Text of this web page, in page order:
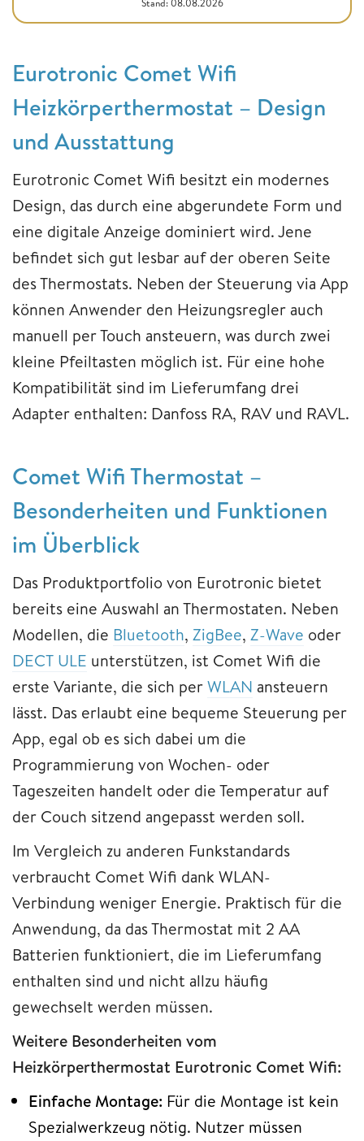
Stand: 08.08.2026
Eurotronic Comet Wifi
Heizkörperthermostat – Design
und Ausstattung
Eurotronic Comet Wifi besitzt ein modernes
Design, das durch eine abgerundete Form und
eine digitale Anzeige dominiert wird. Jene
befindet sich gut lesbar auf der oberen Seite
des Thermostats. Neben der Steuerung via App
können Anwender den Heizungsregler auch
manuell per Touch ansteuern, was durch zwei
kleine Pfeiltasten möglich ist. Für eine hohe
Kompatibilität sind im Lieferumfang drei
Adapter enthalten: Danfoss RA, RAV und RAVL.
Comet Wifi Thermostat –
Besonderheiten und Funktionen
im Überblick
Das Produktportfolio von Eurotronic bietet
bereits eine Auswahl an Thermostaten. Neben
Modellen, die Bluetooth, ZigBee, Z-Wave oder
DECT ULE unterstützen, ist Comet Wifi die
erste Variante, die sich perWLAN ansteuern
lässt. Das erlaubt eine bequeme Steuerung per
App, egal ob es sich dabei um die
Programmierung von Wochen- oder
Tageszeiten handelt oder die Temperatur auf
der Couch sitzend angepasst werden soll.
Im Vergleich zu anderen Funkstandards
verbraucht Comet Wifi dank WLAN-
Verbindung weniger Energie. Praktisch für die
Anwendung, da das Thermostat mit 2 AA
Batterien funktioniert, die im Lieferumfang
enthalten sind und nicht allzu häufig
gewechselt werden müssen.
Weitere Besonderheiten vom
Heizkörperthermostat Eurotronic Comet Wifi:
Einfache Montage: Für die Montage ist kein
Spezialwerkzeug nötig. Nutzer müssen